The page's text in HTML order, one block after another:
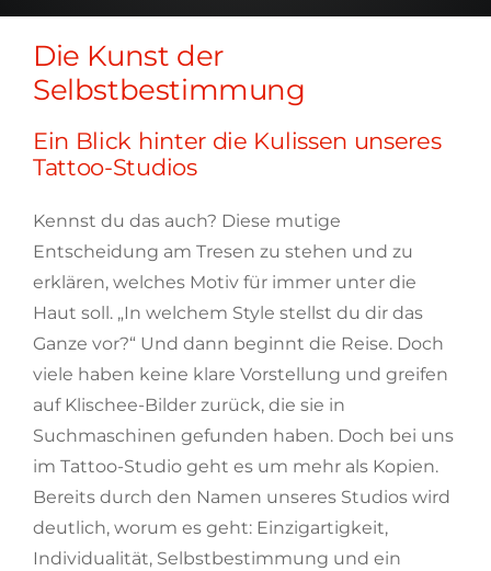
Die Kunst der
Selbstbestimmung
Ein Blick hinter die Kulissen unseres
Tattoo-Studios
Kennst du das auch? Diese mutige
Entscheidung am Tresen zu stehen und zu
erklären, welches Motiv für immer unter die
Haut soll. „In welchem Style stellst du dir das
Ganze vor?“ Und dann beginnt die Reise. Doch
viele haben keine klare Vorstellung und greifen
auf Klischee-Bilder zurück, die sie in
Suchmaschinen gefunden haben. Doch bei uns
im Tattoo-Studio geht es um mehr als Kopien.
Bereits durch den Namen unseres Studios wird
deutlich, worum es geht: Einzigartigkeit,
Individualität, Selbstbestimmung und ein